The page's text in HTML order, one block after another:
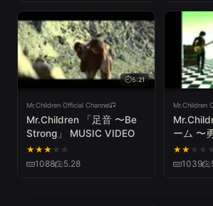
5:21
Mr.Children Official Channel
Mr.Children 「足音 〜Be
Strong」 MUSIC VIDEO
★★★ ★ ★
1088 5.28
Mr.Children
ーム 〜
MUSIC
★★ ★ ★ ★
1039